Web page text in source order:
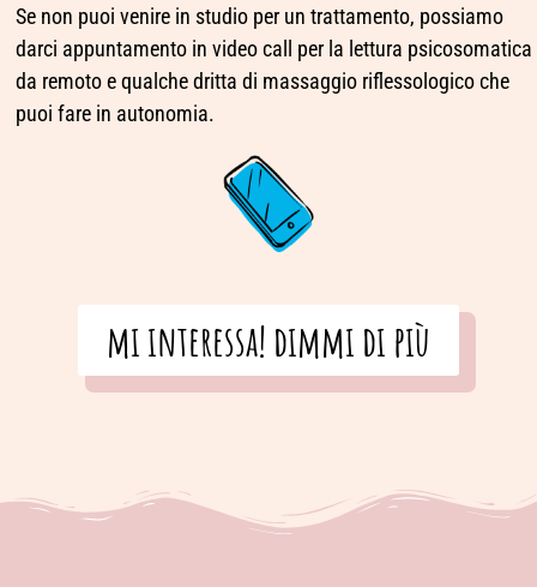
Se non puoi venire in studio per un trattamento, possiamo
darci appuntamento in video call per la lettura psicosomatica
da remoto e qualche dritta di massaggio riflessologico che
puoi fare in autonomia.
mi interessa! dimmi di più